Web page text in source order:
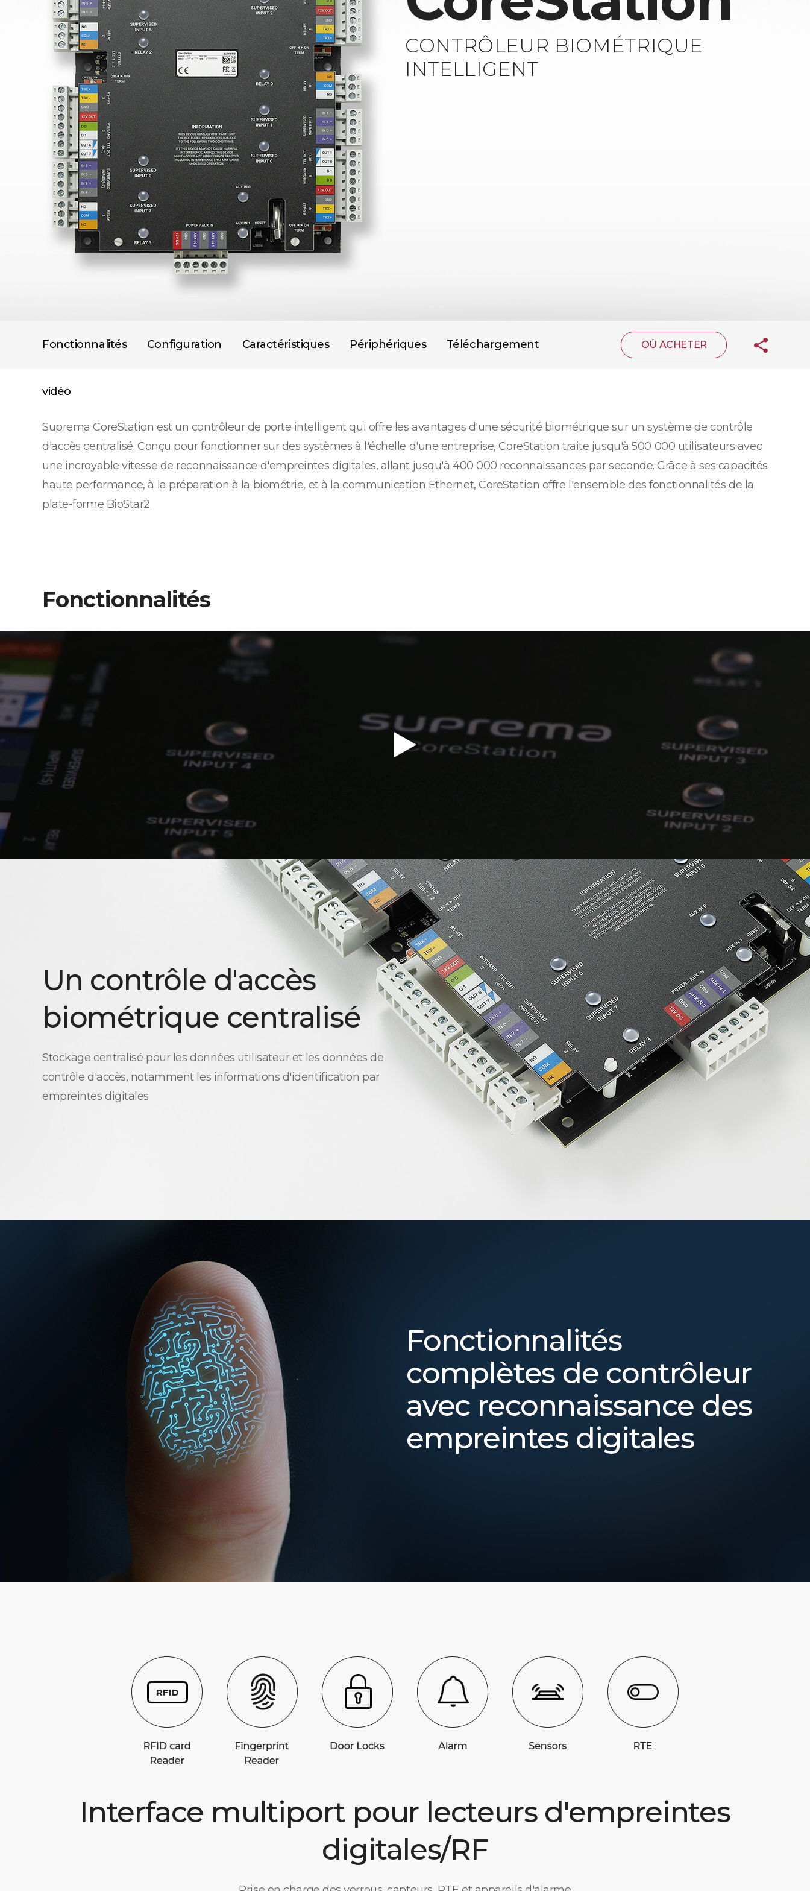
CONTRÔLEUR BIOMÉTRIQUE
INTELLIGENT
Fonctionnalités Configuration Caractéristiques Périphériques Téléchargement
vidéo
OÙ ACHETER
Suprema CoreStation est un contrôleur de porte intelligent qui offre les avantages d'une sécurité biométrique sur un système de contrôle
d'accès centralisé. Conçu pour fonctionner sur des systèmes à l'échelle d'une entreprise, CoreStation traite jusqu'à 500 000 utilisateurs avec
une incroyable vitesse de reconnaissance d'empreintes digitales, allant jusqu'à 400 000 reconnaissances par seconde. Grâce à ses capacités
haute performance, à la préparation à la biométrie, et à la communication Ethernet, CoreStation offre l'ensemble des fonctionnalités de la
plate-forme BioStar2.
Fonctionnalités
Un contrôle d'accès
biométrique centralisé
Stockage centralisé pour les données utilisateur et les données de
contrôle d'accès, notamment les informations d'identification par
empreintes digitales
Fonctionnalités
complètes de contrôleur
avec reconnaissance des
empreintes digitales
Interface multiport pour lecteurs d'empreintes
digitales/RF